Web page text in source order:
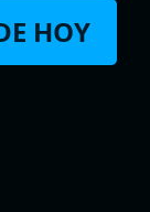
HOY